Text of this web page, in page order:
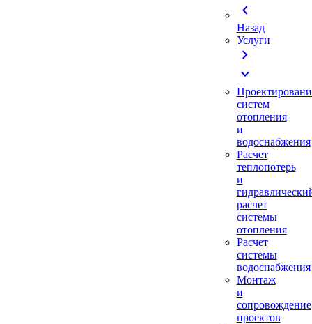
chevron_left
Назад
Услуги
chevron_right
expand_more
систем
отопления
и
водоснабжения
Расчет
теплопотерь
и
расчет
системы
отопления
Расчет
системы
водоснабжения
Монтаж
и
сопровождение
проектов